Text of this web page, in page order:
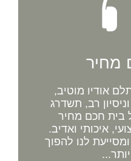
מחיר
אודיו מוטיב,
רב, תשדרג
בית חכם מחיר
איכותי ואדיב.
לנו להפוך